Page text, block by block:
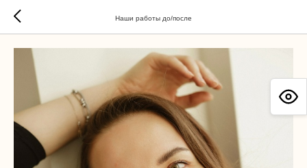
Наши работы до/после